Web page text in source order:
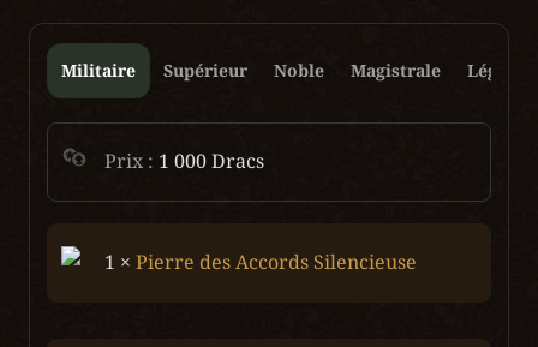
Militaire Supérieur Noble Magistrale
Prix : 1 000 Dracs
1 × Pierre des Accords Silencieuse